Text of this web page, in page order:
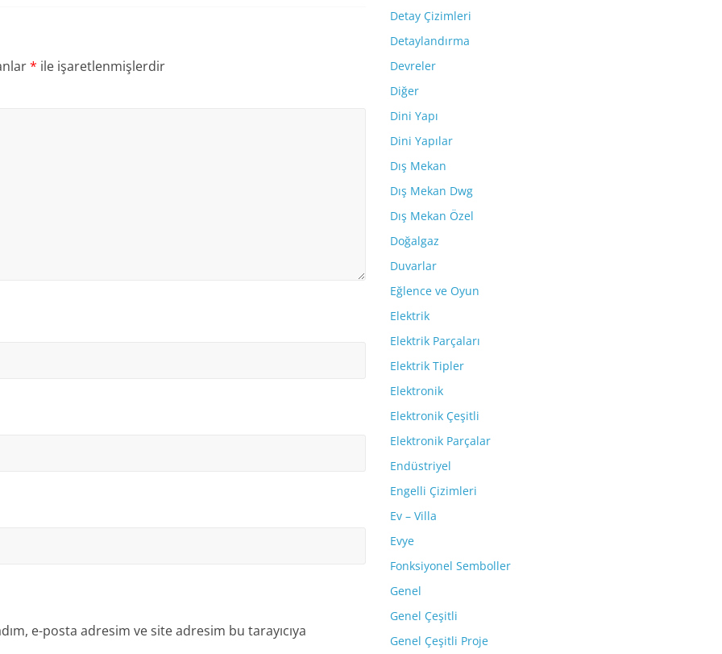
* ile işaretlenmişlerdir
e-posta adresim ve site adresim bu tarayıcıya
Detay Çizimleri
Detaylandırma
Devreler
Diğer
Dini Yapı
Dini Yapılar
Dış Mekan
Dış Mekan Dwg
Dış Mekan Özel
Doğalgaz
Duvarlar
Eğlence ve Oyun
Elektrik
Elektrik Parçaları
Elektrik Tipler
Elektronik
Elektronik Çeşitli
Elektronik Parçalar
Endüstriyel
Engelli Çizimleri
Ev – Villa
Evye
Fonksiyonel Semboller
Genel
Genel Çeşitli
Genel Çeşitli Proje